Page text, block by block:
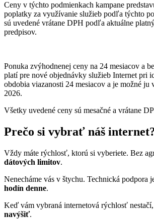
Ceny v týchto podmienkach kampane
poplatky za využívanie služieb podľa týchto
sú uvedené vrátane DPH podľa aktuálne
predpisov.
Ponuka zvýhodnenej ceny na 24 mesiacov a
platípre nové objednávky služieb Internet pri
obdobia viazanosti 24 mesiacov a je možné
2026.
Všetky uvedené ceny sú mesačné a vrátane
Prečo si vybrať náš
Vždy máte rýchlosť, ktorú si vyberiete. Bez
dátových limitov.
Nenecháme vás v štychu. Technická podpora
hodín denne.
Keď vám vybraná internetová rýchlosť nestačí,
navýšiť.